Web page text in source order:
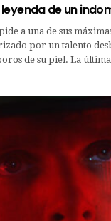
de un
a una de sus
por un talento
de su piel. La